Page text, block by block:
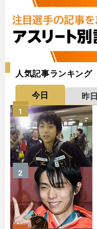
人気記事ランキング
今日 昨日
1
2